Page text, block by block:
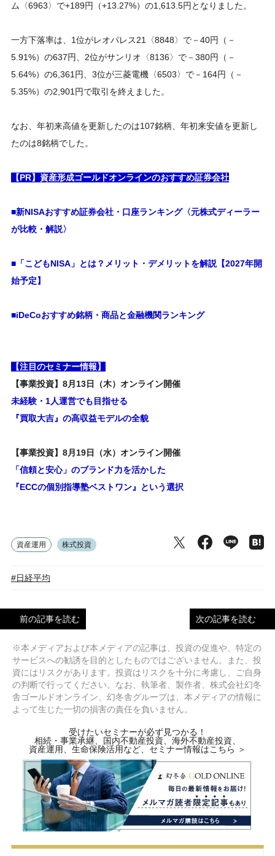
ム〈6963〉で+189円（+13.27%）の1,613.5円となりました。
一方下落率は、1位がレオパレス21〈8848〉で－40円（－
5.91%）の637円、2位がサンリオ〈8136〉で－380円（－
5.64%）の6,361円、3位が三菱電機〈6503〉で－164円（－
5.35%）の2,901円で取引を終えました。
なお、年初来高値を更新したのは107銘柄、年初来安値を更新し
たのは8銘柄でした。
【PR】資産形成ゴールドオンラインのおすすめ証券会社
■新NISAおすすめ証券会社・口座ランキング〈元株式ディーラー
が比較・解説〉
■「こどもNISA」とは？メリット・デメリットを解説【2027年開
始予定】
■iDeCoおすすめ銘柄・商品と金融機関ランキング
【注目のセミナー情報】
【事業投資】8月13日（木）オンライン開催
未経験・1人運営でも目指せる
『買取大吉』の高収益モデルの全貌
【事業投資】8月19日（水）オンライン開催
「信頼と安心」のブランド力を活かした
『ECCの個別指導塾ベストワン』という選択
資産運用 株式投資
#日経平均
前の記事を読む 次の記事を読む
※本メディアおよび本メディアの記事は、投資の促進や、特定の
サービスへの勧誘を目的としたものではございません。また、投
資にはリスクがあります。投資はリスクを十分に考慮し、ご自身
の判断で行ってください。なお、執筆者、製作者、株式会社幻冬
舎ゴールドオンライン、幻冬舎グループは、本メディアの情報に
よって生じた一切の損害の責任を負いません。
受けたいセミナーが必ず見つかる！
相続・事業承継、国内不動産投資、海外不動産投資、
資産運用、生命保険活用など、セミナー情報はこちら ＞